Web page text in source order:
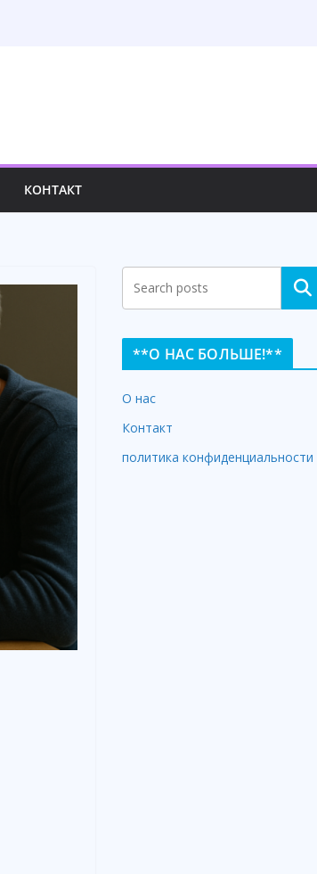
КОНТАКТ
Search
**О НАС БОЛЬШЕ!**
О нас
Контакт
политика конфиденциальности